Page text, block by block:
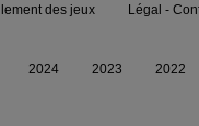
des jeux Légal -
2024 2023 2022